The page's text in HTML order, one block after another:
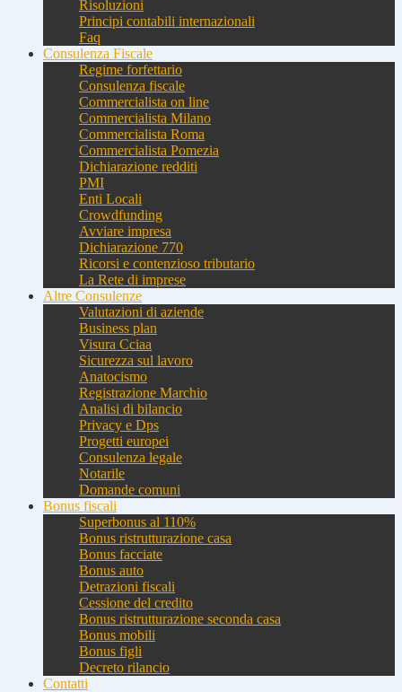
Risoluzioni
Principi contabili internazionali
Faq
Consulenza Fiscale
Regime forfettario
Consulenza fiscale
Commercialista on line
Commercialista Milano
Commercialista Roma
Commercialista Pomezia
Dichiarazione redditi
PMI
Enti Locali
Crowdfunding
Avviare impresa
Dichiarazione 770
Ricorsi e contenzioso tributario
La Rete di imprese
Altre Consulenze
Valutazioni di aziende
Business plan
Visura Cciaa
Sicurezza sul lavoro
Anatocismo
Registrazione Marchio
Analisi di bilancio
Privacy e Dps
Progetti europei
Consulenza legale
Notarile
Domande comuni
Bonus fiscali
Superbonus al 110%
Bonus ristrutturazione casa
Bonus facciate
Bonus auto
Detrazioni fiscali
Cessione del credito
Bonus ristrutturazione seconda casa
Bonus mobili
Bonus figli
Decreto rilancio
Contatti